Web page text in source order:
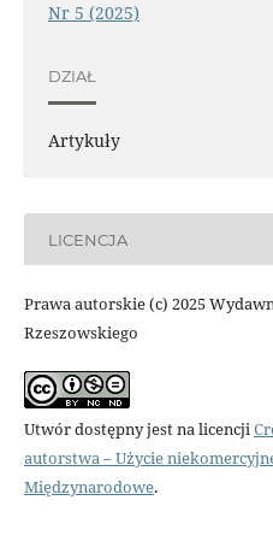
Nr 5 (2025)
DZIAŁ
Artykuły
LICENCJA
Prawa autorskie (c) 2025
Rzeszowskiego
Utwór dostępny jest na licencji
autorstwa – Użycie
Międzynarodowe.